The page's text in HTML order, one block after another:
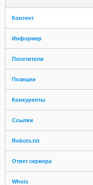
Контент
Информер
Посетители
Позиции
Конкуренты
Ссылки
Robots.txt
Ответ сервера
Whois